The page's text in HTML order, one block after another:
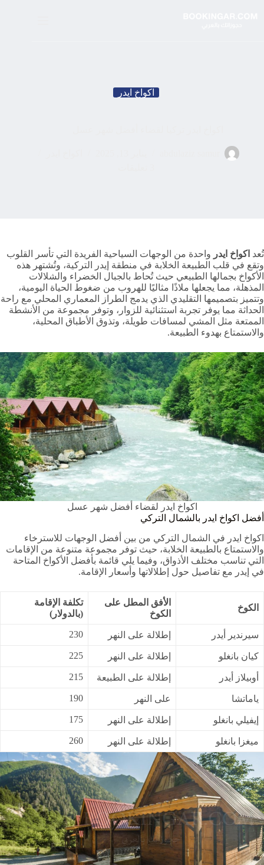
اكواخ ايدر
تُعد اكواخ ايدر واحدة من الوجهات السياحية الفريدة التي تأسر القلوب
وتقع في قلب الطبيعة الخلابة في منطقة إيدر التركية، وتُشتهر هذه
الأكواخ بجمالها الطبيعي حيث تُحاط بالجبال الخضراء والشلالات
المذهلة، مما يجعلها ملاذًا مثاليًا للهروب من ضغوط الحياة اليومية،
وتتميز بتصميمها التقليدي الذي يدمج الطراز المعماري المحلي مع راحة
الحداثة مما يوفر تجربة استثنائية للزوار، وتوفر مجموعة من الأنشطة
الممتعة مثل المشي لمسافات طويلة، وتذوق الأطباق المحلية،
والاستمتاع بهدوء الطبيعة.
اكواخ ايدر لقضاء أفضل شهر عسل
أفضل اكواخ ايدر بالشمال التركي
اكواخ ايدر في الشمال التركي من بين أفضل الوجهات للاسترخاء
والاستمتاع بالطبيعة الخلابة، حيث توفر مجموعة متنوعة من الإقامات
التي تناسب مختلف الأذواق، وفيما يلي قائمة بأفضل الأكواخ المتاحة
في إيدر مع تفاصيل حول إطلالاتها وأسعار الإقامة.
الكوخ
الأفق المطل على
الكوخ
تكلفة الإقامة
(بالدولار )
سيرندير أيدر إطلالة على النهر 230
كيان بانغلو إطلالة على النهر 225
أوبيلاز أيدر إطلالة على الطبيعة 215
ياماتشا على النهر 190
إيفيلي بانغلو إطلالة على النهر 175
ميغزا بانغلو إطلالة على النهر 260